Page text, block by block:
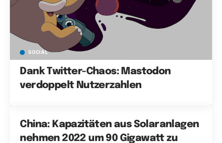
SOCIAL
Dank Twitter-Chaos: Mastodon
verdoppelt Nutzerzahlen
China: Kapazitäten aus Solaranlagen
nehmen 2022 um 90 Gigawatt zu